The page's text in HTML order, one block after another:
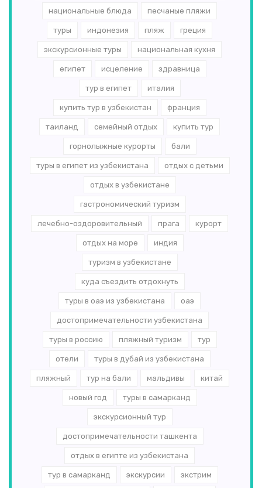
национальные блюда песчаные пляжи
туры индонезия пляж греция
экскурсионные туры национальная кухня
египет исцеление здравница
тур в египет италия
купить тур в узбекистан франция
таиланд семейный отдых купить тур
горнолыжные курорты бали
туры в египет из узбекистана отдых с детьми
отдых в узбекистане
гастрономический туризм
лечебно-оздоровительный прага курорт
отдых на море индия
туризм в узбекистане
куда съездить отдохнуть
туры в оаэ из узбекистана оаэ
достопримечательности узбекистана
туры в россию пляжный туризм тур
отели туры в дубай из узбекистана
пляжный тур на бали мальдивы китай
новый год туры в самарканд
экскурсионный тур
достопримечательности ташкента
отдых в египте из узбекистана
тур в самарканд экскурсии экстрим